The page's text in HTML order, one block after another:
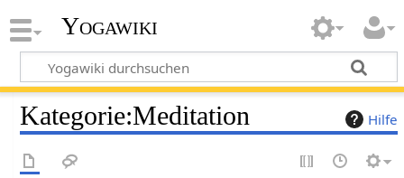
Yogawiki
Hilfe
Kategorie:Meditation